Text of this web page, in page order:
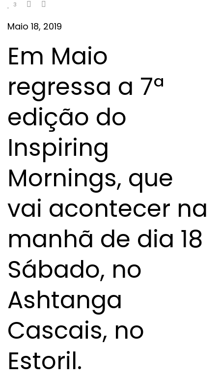
3
Maio 18, 2019
Em Maio
regressa a 7ª
edição do
Inspiring
Mornings, que
vai acontecer na
manhã de dia 18
Sábado, no
Ashtanga
Cascais, no
Estoril.